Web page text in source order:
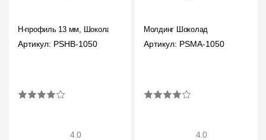
H-профиль 13 мм, Шоколад
Артикул: PSHB-1050
4.0
Молдинг Шоколад
Артикул: PSMA-1050
4.0